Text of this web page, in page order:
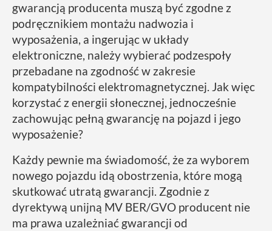
gwarancją producenta muszą być zgodne z
podręcznikiem montażu nadwozia i
wyposażenia, a ingerując w układy
elektroniczne, należy wybierać podzespoły
przebadane na zgodność w zakresie
kompatybilności elektromagnetycznej. Jak więc
korzystać z energii słonecznej, jednocześnie
zachowując pełną gwarancję na pojazd i jego
wyposażenie?
Każdy pewnie ma świadomość, że za wyborem
nowego pojazdu idą obostrzenia, które mogą
skutkować utratą gwarancji. Zgodnie z
dyrektywą unijną MV BER/GVO producent nie
ma prawa uzależniać gwarancji od